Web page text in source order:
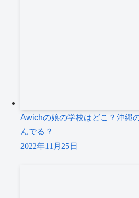
Awichの娘の学校はどこ？沖縄
んでる？
2022年11月25日